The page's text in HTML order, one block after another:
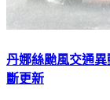
丹娜絲颱風交通
斷更新